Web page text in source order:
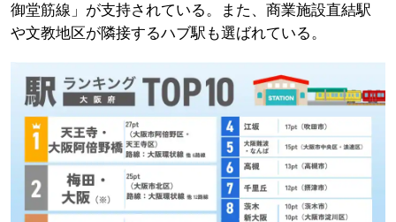
御堂筋線」が支持されている。また、商業施設直結駅
や文教地区が隣接するハブ駅も選ばれている。